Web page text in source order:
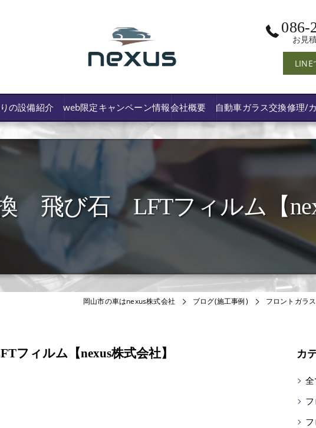
086-
お見
LINE
用や保険修理の可否など解説
の設備紹介 web限定キャンペーン情報会社概要 自動車ガラス交換修理/
飛び石 LFTフィルム【
岡山市の車はnexus株式会社 ブログ(施工事例) フロントガラ
ィルム【nexus株式会社】 カ